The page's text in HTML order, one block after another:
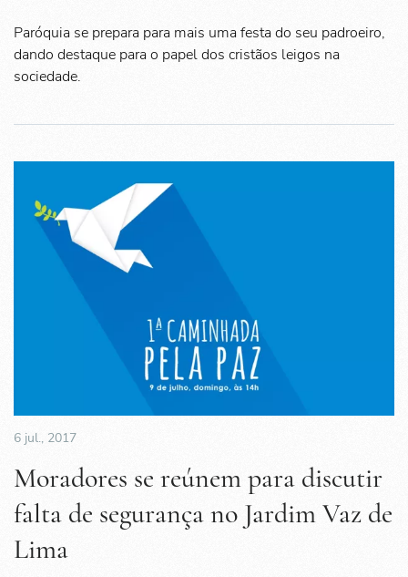
Paróquia se prepara para mais uma festa do seu padroeiro,
dando destaque para o papel dos cristãos leigos na
sociedade.
6 jul., 2017
Moradores se reúnem para discutir
falta de segurança no Jardim Vaz de
Lima